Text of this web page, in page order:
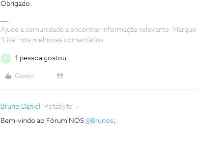
Obrigado.
Ajude a comunidade a encontrar informação relevante.
"Like" nos melhores comentários.
1 pessoa gostou
Gosto
Bruno Daniel Petabyte
Bem-vindo ao Fórum NOS @Brunos,